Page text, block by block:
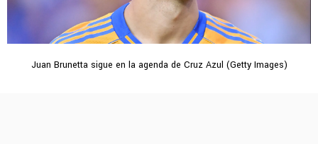
Juan Brunetta sigue en la agenda de Cruz Azul (Getty Images)